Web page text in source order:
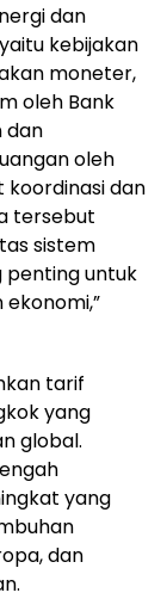
dan
kebijakan
moneter,
oleh Bank
dan
oleh
koordinasi dan
tersebut
sistem
penting untuk
tarif
yang
global.
yang
dan